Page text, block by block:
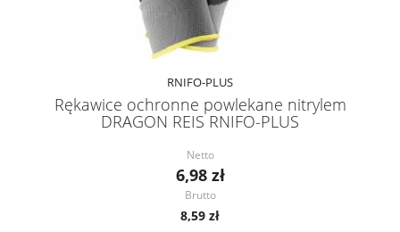
RNIFO-PLUS
Rękawice ochronne powlekane nitrylem
DRAGON REIS RNIFO-PLUS
Netto
6,98 zł
Brutto
8,59 zł